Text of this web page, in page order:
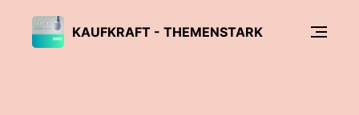
KAUFKRAFT - THEMENSTARK